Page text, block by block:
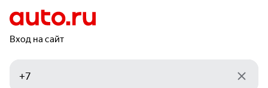
Вход на сайт